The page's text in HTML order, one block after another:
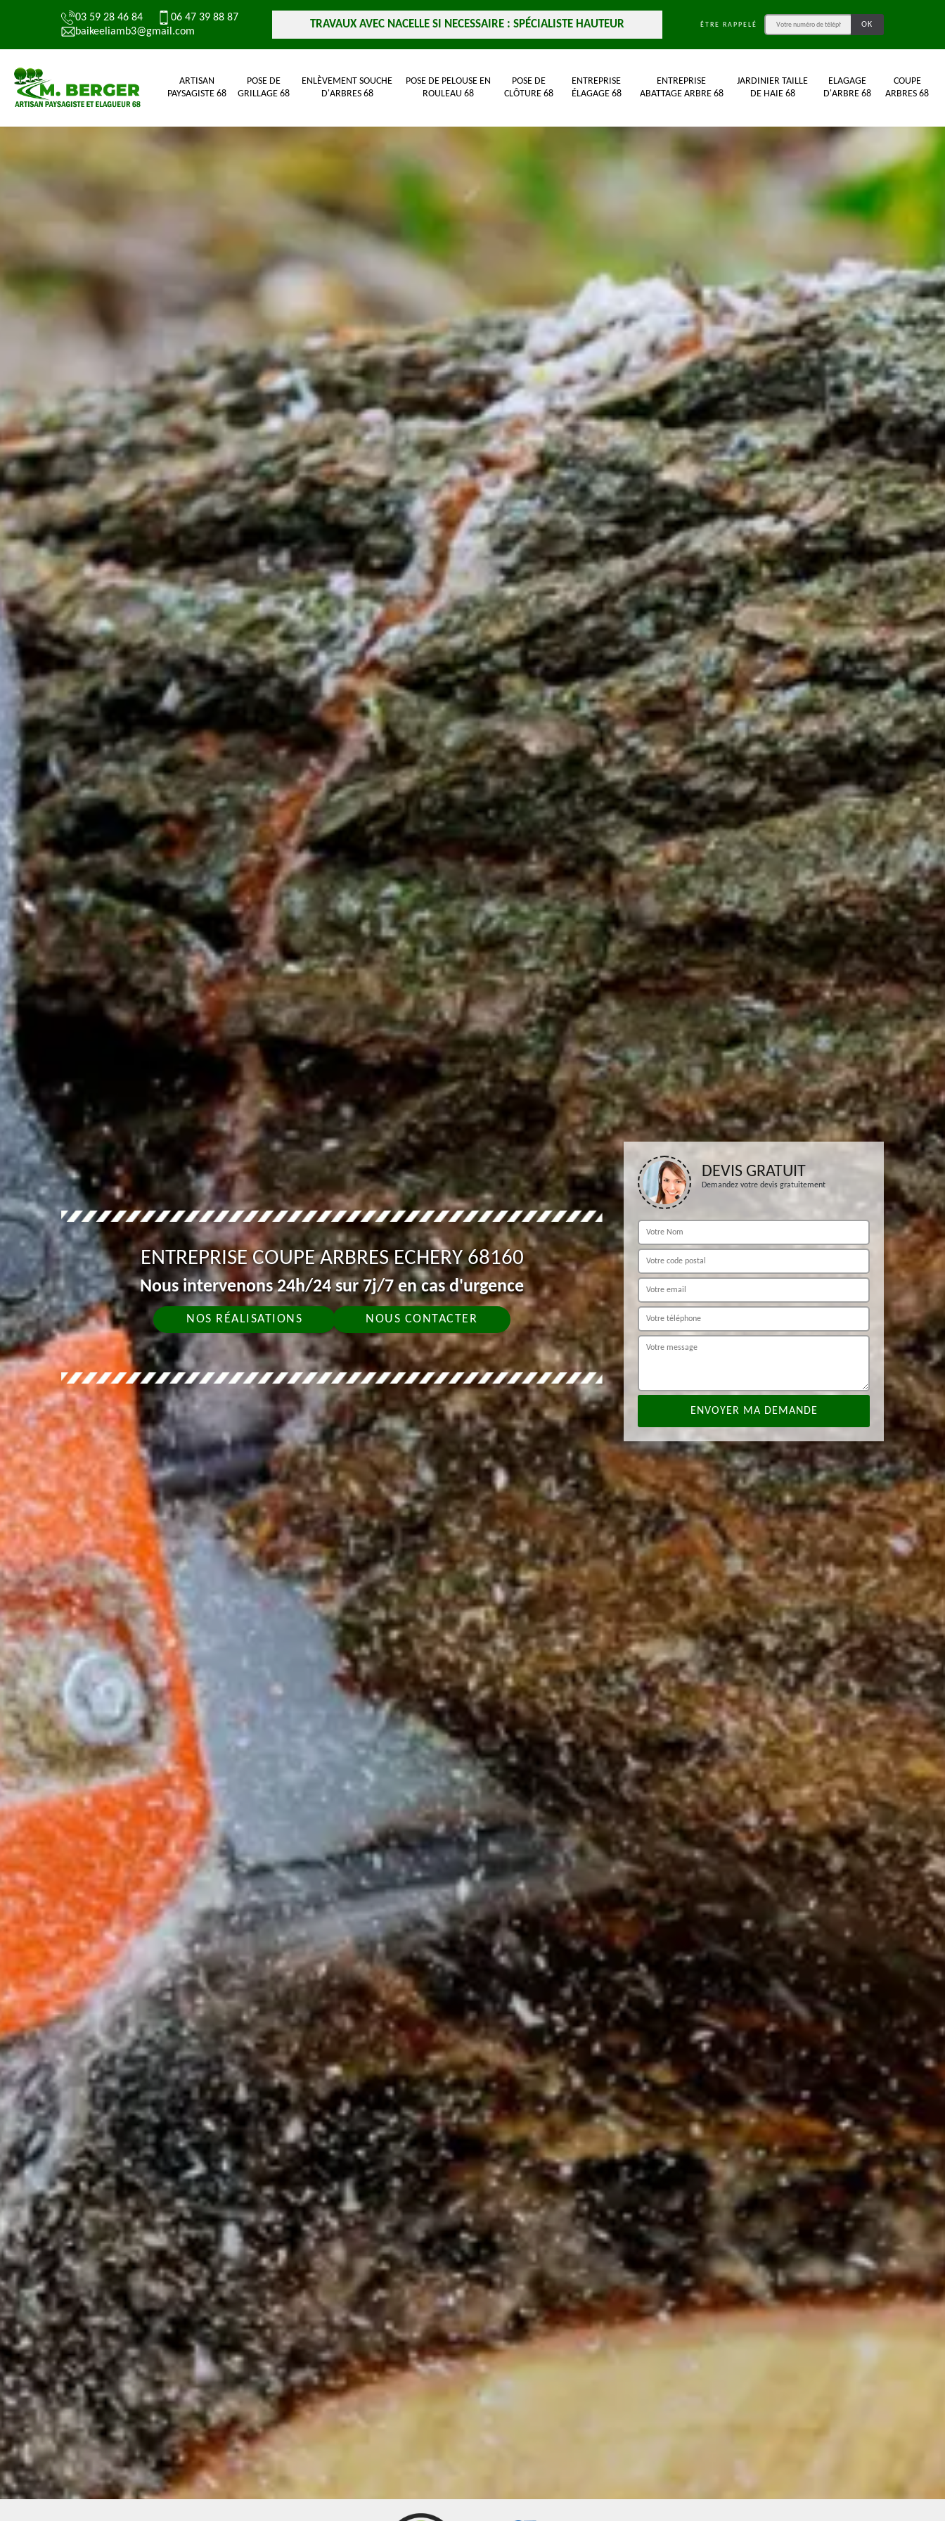
03 59 28 46 84
06 47 39 88 87
baikeeliamb3@gmail.com
TRAVAUX AVEC NACELLE SI NECESSAIRE : SPÉCIALISTE HAUTEUR ÊTRE RAPPELÉ
ARTISAN
PAYSAGISTE 68
POSE DE
GRILLAGE 68
ENLÈVEMENT SOUCHE
D'ARBRES 68
POSE DE PELOUSE EN
ROULEAU 68
POSE DE
CLÔTURE 68
ENTREPRISE
ÉLAGAGE 68
ENTREPRISE
ABATTAGE ARBRE 68
JARDINIER TAILLE
DE HAIE 68
ELAGAGE
D'ARBRE 68
COUPE
ARBRES 68
ENTREPRISE COUPE ARBRES ECHERY 68160
Nous intervenons 24h/24 sur 7j/7 en cas d'urgence
NOS RÉALISATIONS NOUS CONTACTER
DEVIS GRATUIT
Demandez votre devis gratuitement